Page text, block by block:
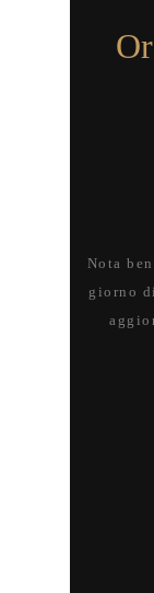
Nota
giorno